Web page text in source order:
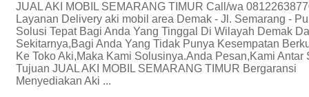
JUAL AKI MOBIL SEMARANG TIMUR Call/wa
Layanan Delivery aki mobil area Demak - Jl. Semarang -
Solusi Tepat Bagi Anda Yang Tinggal Di Wilayah Demak
Sekitarnya,Bagi Anda Yang Tidak Punya Kesempatan
Ke Toko Aki,Maka Kami Solusinya.Anda Pesan,Kami Antar
Tujuan JUAL AKI MOBIL SEMARANG TIMUR Bergaransi
Menyediakan Aki ...